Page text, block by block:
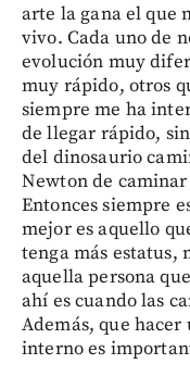
arte la gana el que
vivo. Cada uno de
evolución muy
muy rápido, otros
siempre me ha
de llegar rápido,
del dinosaurio
Newton de
Entonces siempre
mejor es aquello
tenga más estatus,
aquella persona
ahí es cuando las
Además, que
interno es